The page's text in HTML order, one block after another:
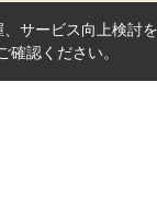
サービス向上検討
確認ください。